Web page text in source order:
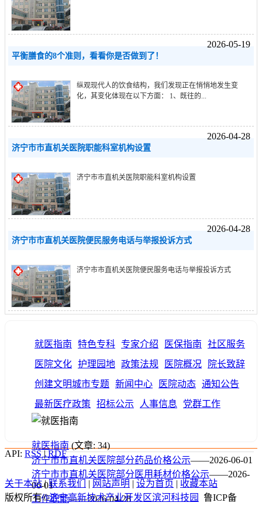
2026-05-19
平衡膳食的8个准则，看看你是否做到了！
纵观现代人的饮食结构，我们发现正在悄悄地发生变
化，其变化体现在以下方面： 1、既往的...
2026-04-28
济宁市市直机关医院职能科室机构设置
济宁市市直机关医院职能科室机构设置
2026-04-28
济宁市市直机关医院便民服务电话与举报投诉方式
济宁市市直机关医院便民服务电话与举报投诉方式
就医指南 特色专科 专家介绍 医保指南
社区服务
医院文化 护理园地 政策法规 医院概况
院长致辞
创建文明城市专题
新闻中心 医院动态 通知公告
最新医疗政策
招标公示 人事信息 党群工作
就医指南 (文章: 34)
济宁市市直机关医院部分药品价格公示——2026-06-01
济宁市市直机关医院部分医用耗材价格公示——2026-
06-01
工作职能——2026-04-28
API: RSS|RDF
关于本站|联系我们 | 网站声明 | 设为首页 | 收藏本站
版权所有©济宁高新技术产业开发区滨河科技园
鲁ICP备